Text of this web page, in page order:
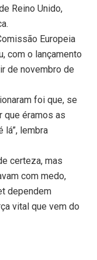
Reino Unido,
Europeia
com o lançamento
de novembro de
foi que, se
que éramos as
lá”, lembra
certeza, mas
com medo,
dependem
vital que vem do